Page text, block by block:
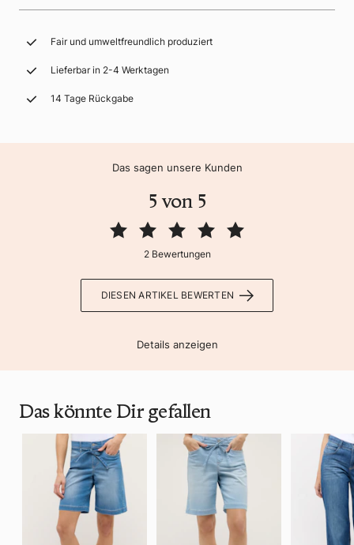
Fair und umweltfreundlich produziert
Lieferbar in 2-4 Werktagen
14 Tage Rückgabe
Das sagen unsere Kunden
5 von 5
2 Bewertungen
DIESEN ARTIKEL BEWERTEN
Details anzeigen
Das könnte Dir gefallen